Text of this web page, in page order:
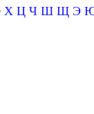
Х Ц Ч Ш Щ Э